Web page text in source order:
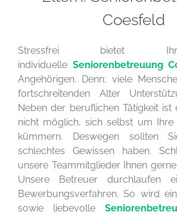
Coesfeld
Stressfrei bietet
individuelle Seniorenbetreuung
Angehörigen. Denn: viele
fortschreitenden Alter
Neben der beruflichen Tätigkeit ist
nicht möglich, sich selbst um Ihre
kümmern. Deswegen sollten
schlechtes Gewissen haben.
unsere Teammitglieder Ihnen
Unsere Betreuer durchlaufen
Bewerbungsverfahren. So wird
sowie liebevolle